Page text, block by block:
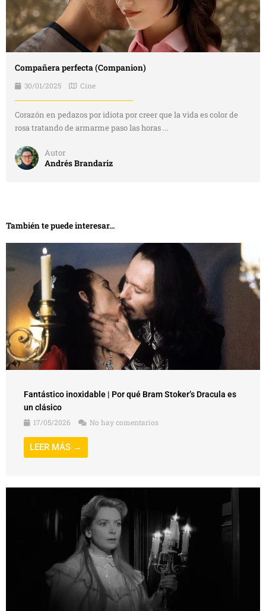
Compañera perfecta (Companion)
30/01/2025 Cine
Corazón en pedazos por idiota por creer que la vida es color de
rosa tratando de armarme paso las horas ...
Autor
Andrés Brandariz
También te puede interesar...
Fantástico inoxidable | Por qué Bram Stoker’s Dracula es
un clásico
17/05/2026
No hay comentarios
LEER MÁS →